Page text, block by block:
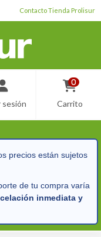
Contacto Tienda Prolisur
sesión
0
Carrito
precios están sujetos
de tu compra varía
inmediata y